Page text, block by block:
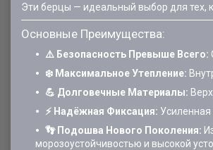
Эти берцы — идеальный выбор для тех,
Основные Преимущества:
⚠️ Безопасность Превыше Всего:
❄️ Максимальное Утепление:
💪 Долговечные Материалы:
⚡️ Надёжная Фиксация:
👣 Подошва Нового Поколения:
морозоустойчивостью и высокой